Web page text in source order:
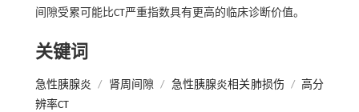
间隙受累可能比CT严重指数具有更高的临床诊断价值。
关键词
急性胰腺炎 / 肾周间隙 / 急性胰腺炎相关肺损伤 / 高分
辨率CT